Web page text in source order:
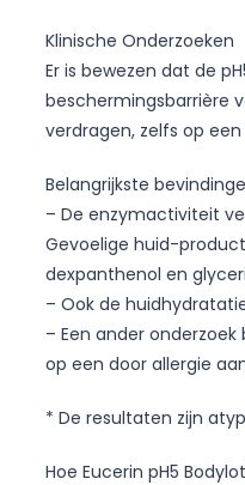
Klinische Onderzoeken
Er is bewezen dat de
beschermingsbarrière
verdragen, zelfs op
Belangrijkste
– De enzymactiviteit
Gevoelige huid-
dexpanthenol en
– Ook de
– Een ander
op een door allergie
* De resultaten zijn
Hoe Eucerin pH5